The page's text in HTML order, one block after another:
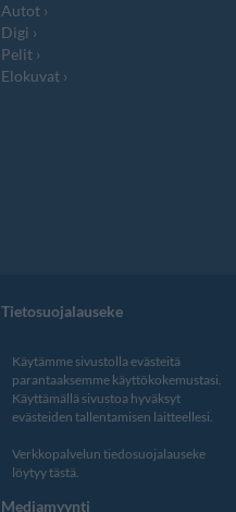
Autot
Digi
Pelit
Elokuvat
Tietosuojalauseke
Käytämme sivustolla evästeitä
parantaaksemme käyttökokemustasi.
Käyttämällä sivustoa hyväksyt
evästeiden tallentamisen laitteellesi.
Verkkopalvelun tiedosuojalauseke
löytyy tästä.
Mediamyynti